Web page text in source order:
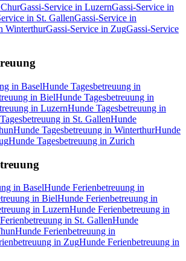
Gassi-Service in LuzernGassi-Service in
in St. GallenGassi-Service in
WinterthurGassi-Service in ZugGassi-Service
in BaselHunde Tagesbetreuung in
in BielHunde Tagesbetreuung in
in LuzernHunde Tagesbetreuung in
in St. GallenHunde
Hunde Tagesbetreuung in WinterthurHunde
Hunde Tagesbetreuung in Zurich
in BaselHunde Ferienbetreuung in
in BielHunde Ferienbetreuung in
in LuzernHunde Ferienbetreuung in
in St. GallenHunde
Hunde Ferienbetreuung in
in ZugHunde Ferienbetreuung in